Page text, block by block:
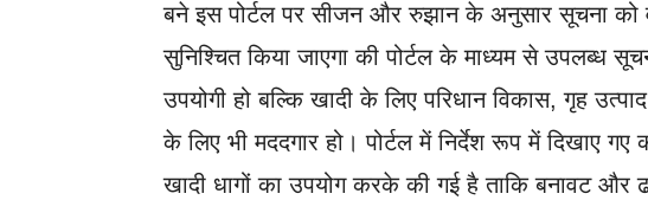
बने इस पोर्टल पर सीजन और रुझान के अनुसार सूचना को
सुनिश्चित किया जाएगा की पोर्टल के माध्यम से उपलब्ध
उपयोगी हो बल्कि खादी के लिए परिधान विकास, गृह
के लिए भी मददगार हो। पोर्टल में निर्देश रूप में दिखाए गए
खादी धागों का उपयोग करके की गई है ताकि बनावट और